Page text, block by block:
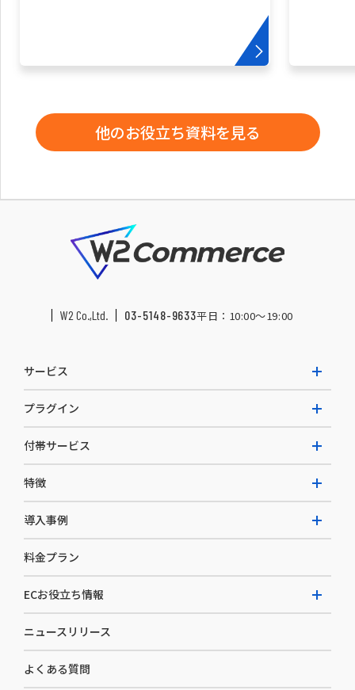
他のお役立ち資料を見る
W2 Co.,Ltd. 03-5148-9633平日：10:00〜19:00
サービス
W2 Commerce Repeat
W2 Commerce BtoB
W2 Commerce Asia
プラグイン
AI buddy
付帯サービス
EC運用構築支援・運用支援
カスタマーサクセス
セキュリティ
デザイン制作
コンサルティング
特徴
選ばれる理由
開発体制
導入事例
導入企業一覧
料金プラン
ECお役立ち情報
お役立ち資料
ニュースリリース
よくある質問